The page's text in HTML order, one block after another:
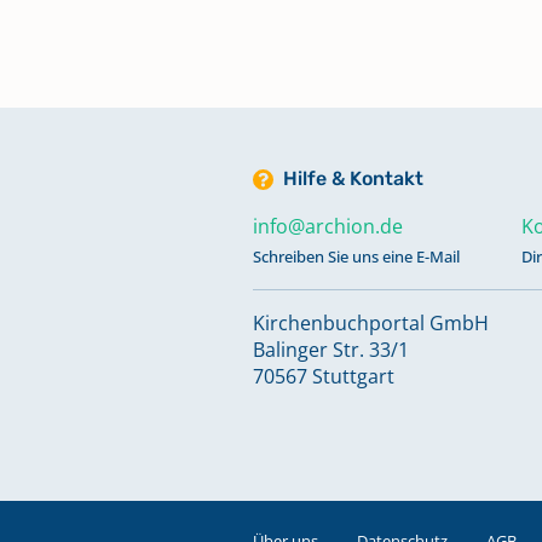
Alphabetisches Register zu
Trauungen 1830 - 1957
Keine verfügbaren Digitalisate
Bestattungen 1755 - 1838
Hilfe & Kontakt
info@archion.de
Schreiben Sie uns eine E-Mail
Kirchenbuchportal GmbH
Balinger Str. 33/1
70567 Stuttgart